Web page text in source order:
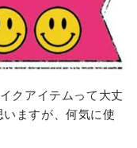
クアイテムって大丈
ますが、何気に使